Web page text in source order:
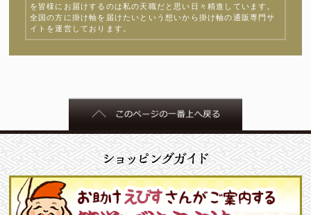
を皆様にお届けするのは私の天職だと思い日々精進しています。
全国の方に掛け軸を届けたいという想いから掛け軸の通販専門サ
イトを運営しております。